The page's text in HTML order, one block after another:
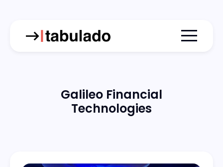
Menu
Galileo Financial
Technologies